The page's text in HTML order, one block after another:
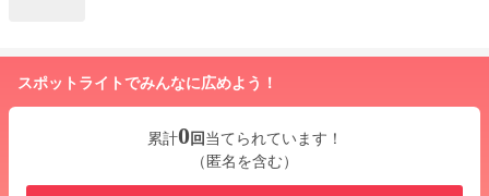
スポットライトでみんなに広めよう！
累計0回当てられています！
（匿名を含む）